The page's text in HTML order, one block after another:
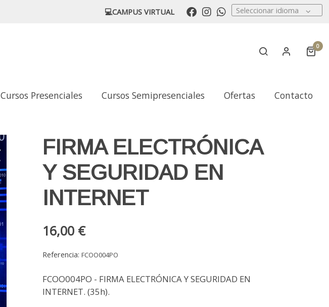
💻CAMPUS VIRTUAL Seleccionar idioma
0
Cursos Presenciales Cursos Semipresenciales Ofertas Contacto
FIRMA ELECTRÓNICA
Y SEGURIDAD EN
INTERNET
16,00 €
Referencia:FCOO004PO
FCOO004PO - FIRMA ELECTRÓNICA Y SEGURIDAD EN
INTERNET. (35h).